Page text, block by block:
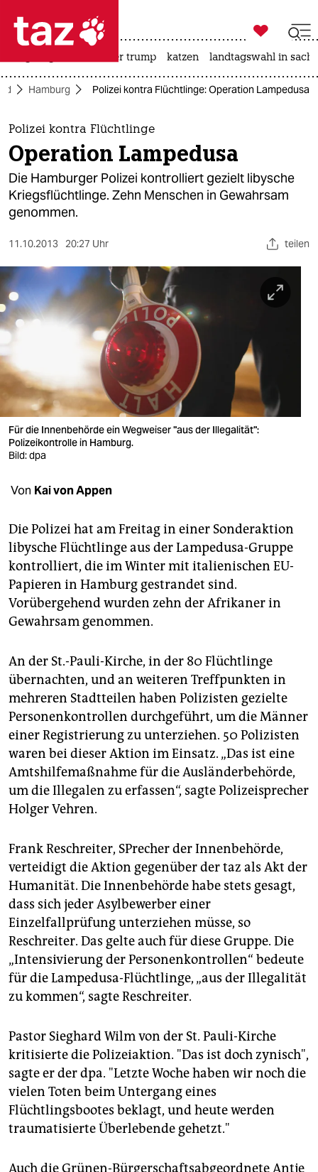
 taz zahl ich
taz zahl ich
themen
politik
öko
gesellschaft
sport
berlin
nord
wahrheit
verlag
verlag
shop
fragen & hilfe
unterstützen
abo
genossenschaft

taz zahl ich
usa unter trump katzen landtagswahl in
Hamburg Polizei kontra Flüchtlinge: Operation Lampedusa
Polizei kontra Flüchtlinge
Operation Lampedusa
Die Hamburger Polizei kontrolliert gezielt libysche
Kriegsflüchtlinge. Zehn Menschen in Gewahrsam
genommen.
11.10.2013 20:27 Uhr teilen
Für die Innenbehörde ein Wegweiser "aus der Illegalität":
Polizeikontrolle in Hamburg.
Bild: dpa
Von Kai von Appen
Die Polizei hat am Freitag in einer Sonderaktion
libysche Flüchtlinge aus der Lampedusa-Gruppe
kontrolliert, die im Winter mit italienischen EU-
Papieren in Hamburg gestrandet sind.
Vorübergehend wurden zehn der Afrikaner in
Gewahrsam genommen.
An der St.-Pauli-Kirche, in der 80 Flüchtlinge
übernachten, und an weiteren Treffpunkten in
mehreren Stadtteilen haben Polizisten gezielte
Personenkontrollen durchgeführt, um die Männer
einer Registrierung zu unterziehen. 50 Polizisten
waren bei dieser Aktion im Einsatz. „Das ist eine
Amtshilfemaßnahme für die Ausländerbehörde,
um die Illegalen zu erfassen“, sagte Polizeisprecher
Holger Vehren.
Frank Reschreiter, SPrecher der Innenbehörde,
verteidigt die Aktion gegenüber der taz als Akt der
Humanität. Die Innenbehörde habe stets gesagt,
dass sich jeder Asylbewerber einer
Einzelfallprüfung unterziehen müsse, so
Reschreiter. Das gelte auch für diese Gruppe. Die
„Intensivierung der Personenkontrollen“ bedeute
für die Lampedusa-Flüchtlinge, „aus der Illegalität
zu kommen“, sagte Reschreiter.
Pastor Sieghard Wilm von der St. Pauli-Kirche
kritisierte die Polizeiaktion. "Das ist doch zynisch",
sagte er der dpa. "Letzte Woche haben wir noch die
vielen Toten beim Untergang eines
Flüchtlingsbootes beklagt, und heute werden
traumatisierte Überlebende gehetzt."
Auch die Grünen-Bürgerschaftsabgeordnete Antje